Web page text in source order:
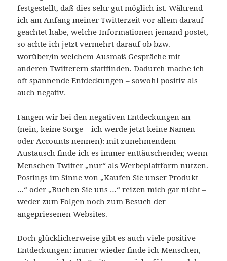
festgestellt, daß dies sehr gut möglich ist. Während
ich am Anfang meiner Twitterzeit vor allem darauf
geachtet habe, welche Informationen jemand postet,
so achte ich jetzt vermehrt darauf ob bzw.
worüber/in welchem Ausmaß Gespräche mit
anderen Twitterern stattfinden. Dadurch mache ich
oft spannende Entdeckungen – sowohl positiv als
auch negativ.
Fangen wir bei den negativen Entdeckungen an
(nein, keine Sorge – ich werde jetzt keine Namen
oder Accounts nennen): mit zunehmendem
Austausch finde ich es immer enttäuschender, wenn
Menschen Twitter „nur“ als Werbeplattform nutzen.
Postings im Sinne von „Kaufen Sie unser Produkt
…“ oder „Buchen Sie uns …“ reizen mich gar nicht –
weder zum Folgen noch zum Besuch der
angepriesenen Websites.
Doch glücklicherweise gibt es auch viele positive
Entdeckungen: immer wieder finde ich Menschen,